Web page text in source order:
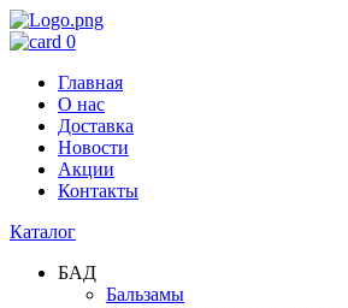
0
Главная
О нас
Доставка
Новости
Акции
Контакты
Каталог
БАД
Бальзамы